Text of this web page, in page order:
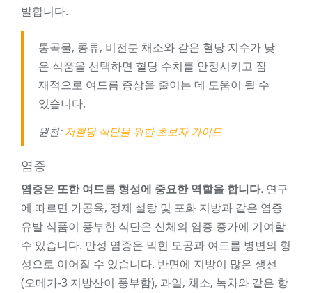
발합니다.
통곡물, 콩류, 비전분 채소와 같은 혈당 지수가 낮
은 식품을 선택하면 혈당 수치를 안정시키고 잠
재적으로 여드름 증상을 줄이는 데 도움이 될 수
있습니다.
원천: 저혈당 식단을 위한 초보자 가이드
염증
염증은 또한 여드름 형성에 중요한 역할을 합니다. 연구
에 따르면 가공육, 정제 설탕 및 포화 지방과 같은 염증
유발 식품이 풍부한 식단은 신체의 염증 증가에 기여할
수 있습니다. 만성 염증은 막힌 모공과 여드름 병변의 형
성으로 이어질 수 있습니다. 반면에 지방이 많은 생선
(오메가-3 지방산이 풍부함), 과일, 채소, 녹차와 같은 항